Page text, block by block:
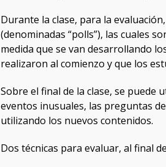
Durante la clase, para la
(denominadas “polls”), las cuales
medida que se van desarrollando
realizaron al comienzo y que los
Sobre el final de la clase, se puede
eventos inusuales, las preguntas
utilizando los nuevos contenidos.
Dos técnicas para evaluar, al final